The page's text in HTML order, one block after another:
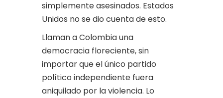
simplemente asesinados. Estados
Unidos no se dio cuenta de esto.
Llaman a Colombia una
democracia floreciente, sin
importar que el único partido
político independiente fuera
aniquilado por la violencia. Lo